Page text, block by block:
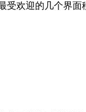
欢迎的几个界